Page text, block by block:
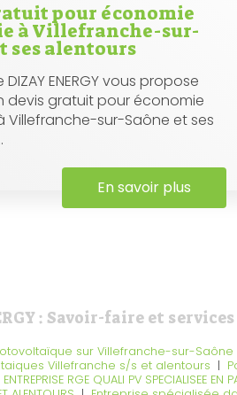
pour économie
à Villefranche-sur-
ses alentours
DIZAY ENERGY vous propose
devis gratuit pour économie
Villefranche-sur-Saône et ses
En savoir plus
: Savoir-faire et services
sur Villefranche-sur-Saône
Villefranche s/s et alentours |
ENTREPRISE RGE QUALI PV SPECIALISEE